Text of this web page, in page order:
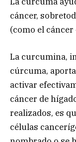
cáncer,
(como el
La curcumina,
cúrcuma,
activar
cáncer de
realizados, es
células